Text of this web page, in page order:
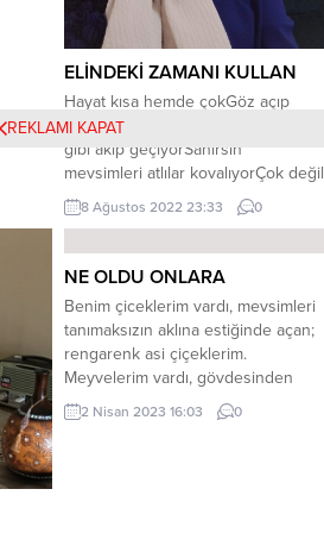
ELİNDEKİ ZAMANI KULLAN
Hayat kısa hemde çokGöz açıp
kapamak kadarZaman durmadan su
gibi akıp geçiyorSanırsın
mevsimleri atlılar kovalıyorÇok değil
birkaç gün sonra güz geliyorVe
giden ne yazık ki ömürden gidiyor
uçuyorDers alınmalı şu
vakti geliyorVe sıra hangimizde
kimse bilmiyorBelki kuşlar iklim
değiştiriyorLakin insanlar dünya
değiştiriyor!Ve giden...
8 Ağustos 2022 23:33 0
NE OLDU ONLARA
Benim çiceklerim vardı, mevsimleri
tanımaksızın aklına estiğinde açan;
rengarenk asi çiçeklerim.
Meyvelerim vardı, gövdesinden
izinsiz uzamış dallarına boyun
eğdiren meyvelerim Göz pınarlarım
2 Nisan 2023 16:03 0
REKLAMI KAPAT